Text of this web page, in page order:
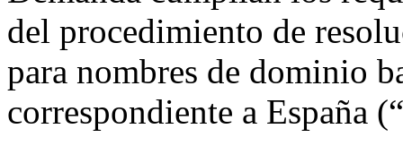
del procedimiento de
para nombres de dominio
correspondiente a España